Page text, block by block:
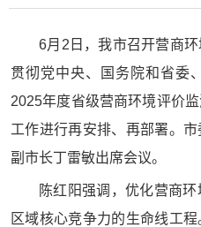
6月2日，我市召开营商
贯彻党中央、国务院和省委
2025年度省级营商环境评价
工作进行再安排、再部署。市
副市长丁雷敏出席会议。
陈红阳强调，优化营商
区域核心竞争力的生命线工